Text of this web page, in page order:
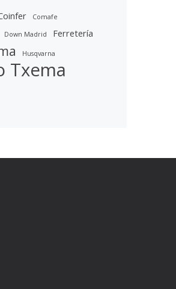
Comafe
Down Madrid Ferretería
Husqvarna
Txema